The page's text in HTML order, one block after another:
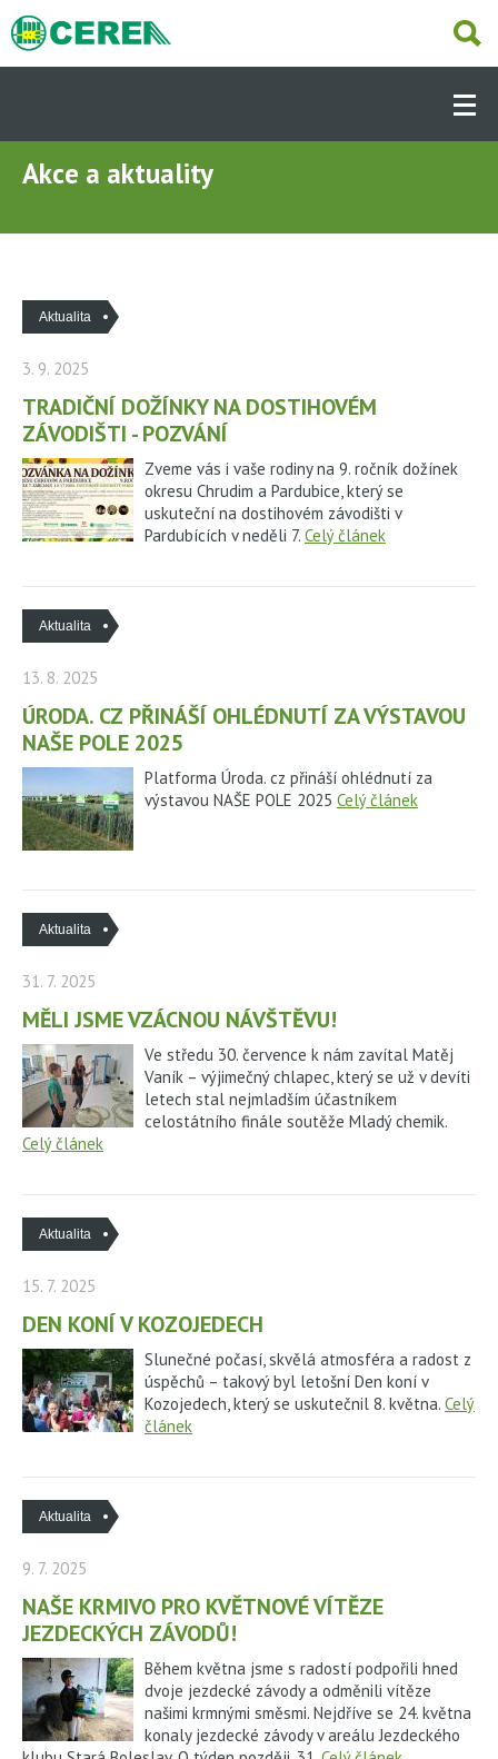
Přejít
hlavnímu
-
Dcery
(CS)
NABÍZÍME
OBCHODNÍ ČINNOST
SLUŽBY
PRODEJNY
KONTAKTY
Akce a aktuality
Aktualita
3. 9. 2025
TRADIČNÍ DOŽÍNKY NA DOSTIHOVÉM
ZÁVODIŠTI - POZVÁNÍ
Zveme vás i vaše rodiny na 9. ročník dožínek
okresu Chrudim a Pardubice, který se
uskuteční na dostihovém závodišti v
Pardubících v neděli 7. Celý článek
Aktualita
13. 8. 2025
ÚRODA. CZ PŘINÁŠÍ OHLÉDNUTÍ ZA VÝSTAVOU
NAŠE POLE 2025
Platforma Úroda. cz přináší ohlédnutí za
výstavou NAŠE POLE 2025 Celý článek
Aktualita
31. 7. 2025
MĚLI JSME VZÁCNOU NÁVŠTĚVU!
Ve středu 30. července k nám zavítal Matěj
Vaník – výjimečný chlapec, který se už v devíti
letech stal nejmladším účastníkem
celostátního finále soutěže Mladý chemik.
Celý článek
Aktualita
15. 7. 2025
DEN KONÍ V KOZOJEDECH
Slunečné počasí, skvělá atmosféra a radost z
úspěchů – takový byl letošní Den koní v
Kozojedech, který se uskutečnil 8. května. Celý
článek
Aktualita
9. 7. 2025
NAŠE KRMIVO PRO KVĚTNOVÉ VÍTĚZE
JEZDECKÝCH ZÁVODŮ!
Během května jsme s radostí podpořili hned
dvoje jezdecké závody a odměnili vítěze
našimi krmnými směsmi. Nejdříve se 24. května
konaly jezdecké závody v areálu Jezdeckého